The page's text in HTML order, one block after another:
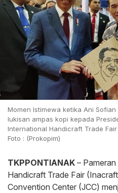
Momen Istimewa ketika Ani
lukisan ampas kopi kepada
International Handicraft Trade
Foto : (Prokopim)
TKPPONTIANAK –
Handicraft Trade Fair
Convention Center (JCC)